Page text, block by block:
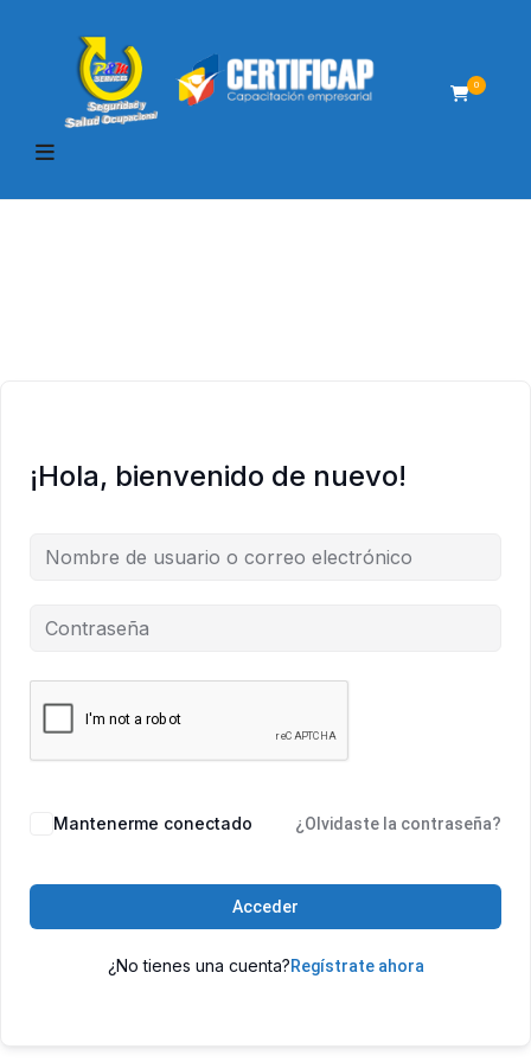
0
¡Hola, bienvenido de nuevo!
Mantenerme conectado ¿Olvidaste la contraseña?
Acceder
¿No tienes una cuenta?Regístrate ahora